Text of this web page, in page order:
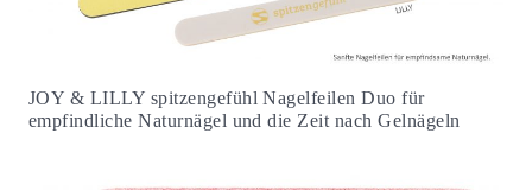
JOY & LILLY spitzengefühl Nagelfeilen Duo für
empfindliche Naturnägel und die Zeit nach Gelnägeln